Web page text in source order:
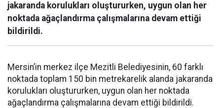
jakaranda korulukları oluştururken, uygun olan her
noktada ağaçlandırma çalışmalarına devam ettiği
bildirildi.
Mersin’in merkez ilçe Mezitli Belediyesinin, 60 farklı
noktada toplam 150 bin metrekarelik alanda jakaranda
korulukları oluştururken, uygun olan her noktada
ağaçlandırma çalışmalarına devam ettiği bildirildi.